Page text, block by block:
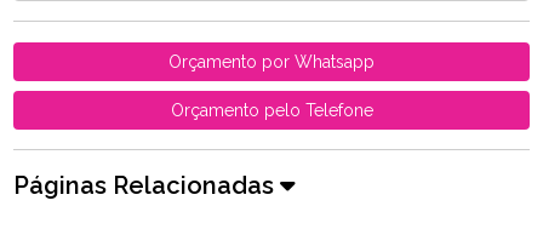
Orçamento por Whatsapp
Orçamento pelo Telefone
Páginas Relacionadas